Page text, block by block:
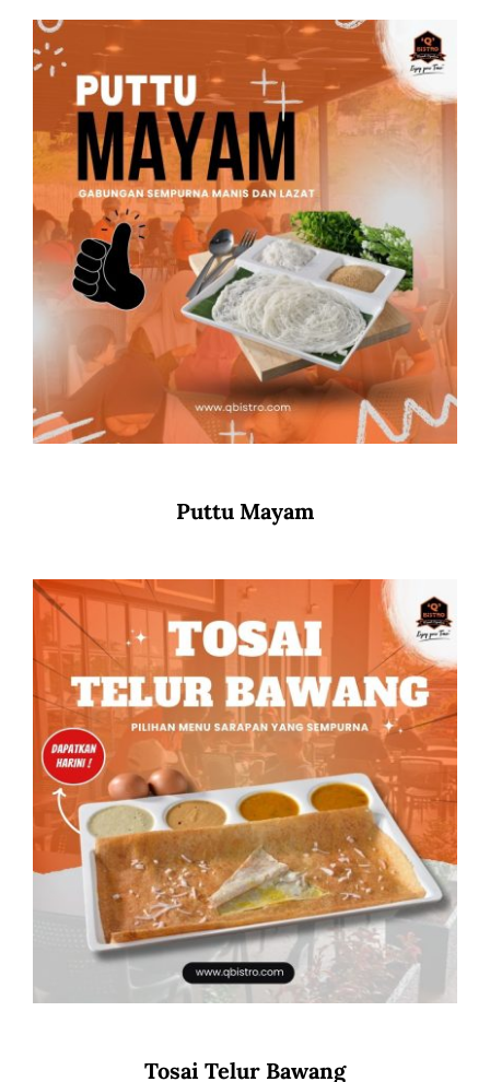
Puttu Mayam
Tosai Telur Bawang